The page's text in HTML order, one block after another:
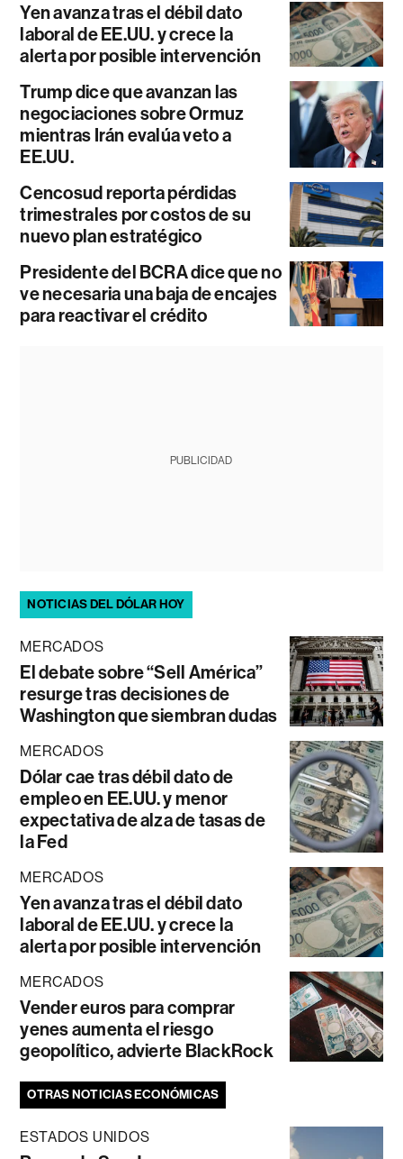
Yen avanza tras el débil dato
laboral de EE.UU. y crece la
alerta por posible intervención
Trump dice que avanzan las
negociaciones sobre Ormuz
mientras Irán evalúa veto a
EE.UU.
Cencosud reporta pérdidas
trimestrales por costos de su
nuevo plan estratégico
Presidente del BCRA dice que no
ve necesaria una baja de encajes
para reactivar el crédito
PUBLICIDAD
NOTICIAS DEL DÓLAR HOY
MERCADOS
El debate sobre “Sell América”
resurge tras decisiones de
Washington que siembran dudas
MERCADOS
Dólar cae tras débil dato de
empleo en EE.UU. y menor
expectativa de alza de tasas de
la Fed
MERCADOS
Yen avanza tras el débil dato
laboral de EE.UU. y crece la
alerta por posible intervención
MERCADOS
Vender euros para comprar
yenes aumenta el riesgo
geopolítico, advierte BlackRock
OTRAS NOTICIAS ECONÓMICAS
ESTADOS UNIDOS